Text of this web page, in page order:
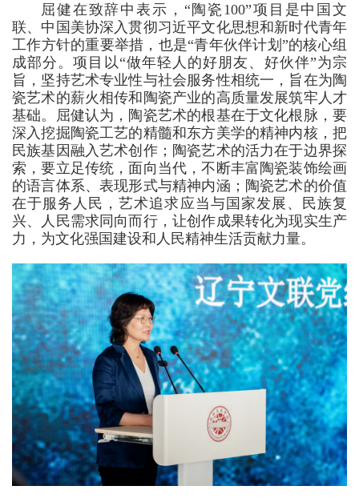
屈健在致辞中表示，“陶瓷100”项目是中国文
联、中国美协深入贯彻习近平文化思想和新时代青年
工作方针的重要举措，也是“青年伙伴计划”的核心组
成部分。项目以“做年轻人的好朋友、好伙伴”为宗
旨，坚持艺术专业性与社会服务性相统一，旨在为陶
瓷艺术的薪火相传和陶瓷产业的高质量发展筑牢人才
基础。屈健认为，陶瓷艺术的根基在于文化根脉，要
深入挖掘陶瓷工艺的精髓和东方美学的精神内核，把
民族基因融入艺术创作；陶瓷艺术的活力在于边界探
索，要立足传统，面向当代，不断丰富陶瓷装饰绘画
的语言体系、表现形式与精神内涵；陶瓷艺术的价值
在于服务人民，艺术追求应当与国家发展、民族复
兴、人民需求同向而行，让创作成果转化为现实生产
力，为文化强国建设和人民精神生活贡献力量。